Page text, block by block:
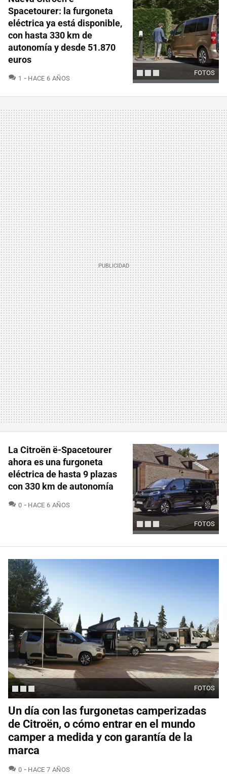
FOTOS
Spacetourer: la furgoneta
eléctrica ya está disponible,
con hasta 330 km de
autonomía y desde 51.870
euros
1 COMENTARIOS
HACE 6 AÑOS
FOTOS
La Citroën ë-Spacetourer
ahora es una furgoneta
eléctrica de hasta 9 plazas
con 330 km de autonomía
0 COMENTARIOS
HACE 6 AÑOS
FOTOS
Un día con las furgonetas camperizadas
de Citroën, o cómo entrar en el mundo
camper a medida y con garantía de la
marca
0 COMENTARIOS
HACE 7 AÑOS